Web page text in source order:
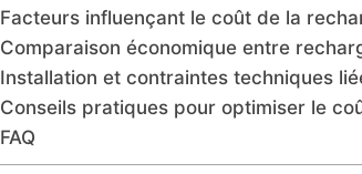
Facteurs influençant le coût de la
Comparaison économique entre
Installation et contraintes techniques
Conseils pratiques pour optimiser le
FAQ